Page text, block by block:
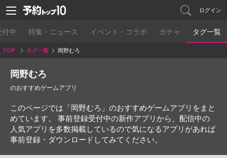
ログイン
中 特集・ニュース イベント・コラボ ガチャ タグ一覧
TOP タグ一覧 岡野むろ
岡野むろ
のおすすめゲームアプリ
このページでは「岡野むろ」のおすすめゲームアプリをまと
めています。 事前登録受付中の新作アプリから、配信中の
人気アプリを多数掲載しているので気になるアプリがあれば
事前登録・ダウンロードしてみてください。